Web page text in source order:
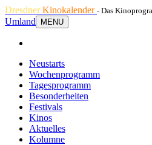
DresdnerKinokalender - Das
Umland
MENU
Neustarts
Wochenprogramm
Tagesprogramm
Besonderheiten
Festivals
Kinos
Aktuelles
Kolumne